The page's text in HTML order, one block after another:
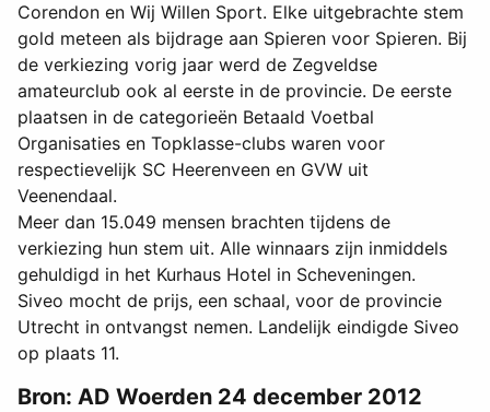
Corendon en Wij Willen Sport. Elke uitgebrachte stem
gold meteen als bijdrage aan Spieren voor Spieren. Bij
de verkiezing vorig jaar werd de Zegveldse
amateurclub ook al eerste in de provincie. De eerste
plaatsen in de categorieën Betaald Voetbal
Organisaties en Topklasse-clubs waren voor
respectievelijk SC Heerenveen en GVW uit
Veenendaal.
Meer dan 15.049 mensen brachten tijdens de
verkiezing hun stem uit. Alle winnaars zijn inmiddels
gehuldigd in het Kurhaus Hotel in Scheveningen.
Siveo mocht de prijs, een schaal, voor de provincie
Utrecht in ontvangst nemen. Landelijk eindigde Siveo
op plaats 11.
Bron: AD Woerden 24 december 2012